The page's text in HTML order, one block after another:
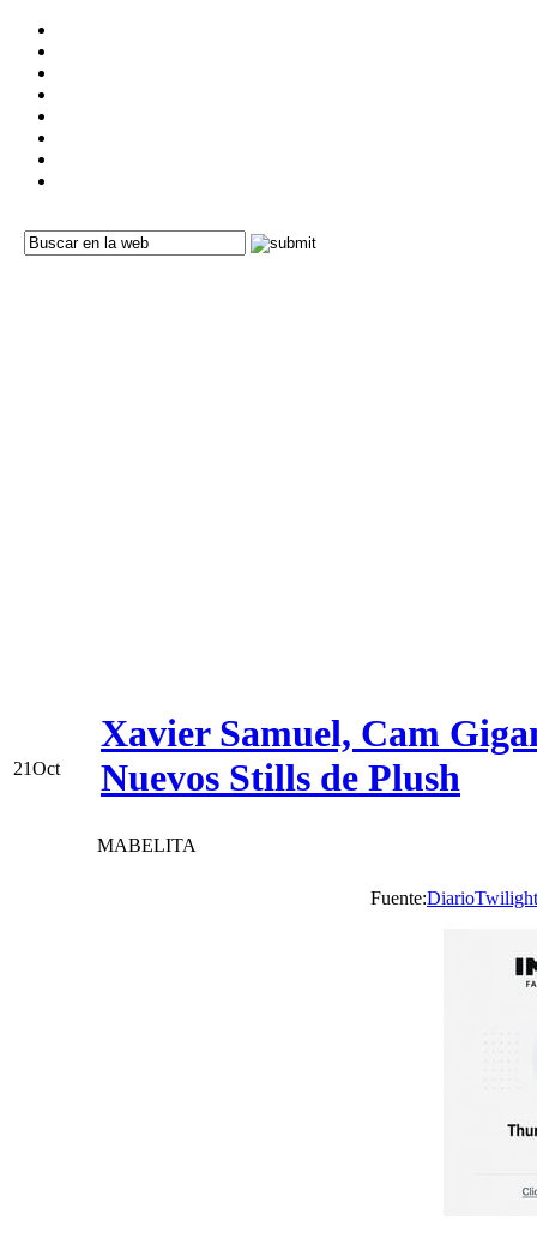
21Oct
Xavier Samuel, Cam
Nuevos Stills de Plush
MABELITA
Fuente:DiarioTwilight